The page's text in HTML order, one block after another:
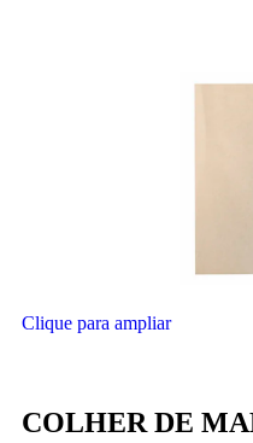
Clique para ampliar
COLHER DE